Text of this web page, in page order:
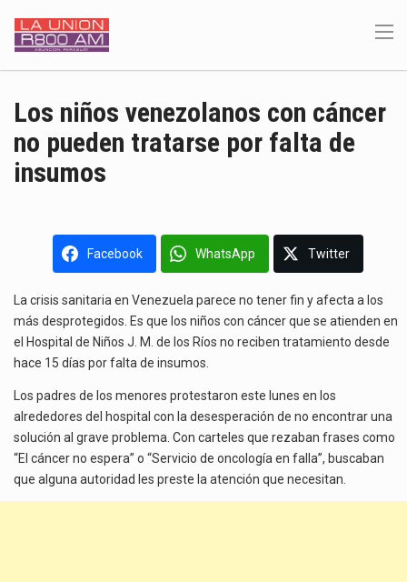
Los niños venezolanos con cáncer
no pueden tratarse por falta de
insumos
Facebook WhatsApp Twitter
La crisis sanitaria en Venezuela parece no tener fin y afecta a los
más desprotegidos. Es que los niños con cáncer que se atienden en
el Hospital de Niños J. M. de los Ríos no reciben tratamiento desde
hace 15 días por falta de insumos.
Los padres de los menores protestaron este lunes en los
alrededores del hospital con la desesperación de no encontrar una
solución al grave problema. Con carteles que rezaban frases como
“El cáncer no espera” o “Servicio de oncología en falla”, buscaban
que alguna autoridad les preste la atención que necesitan.